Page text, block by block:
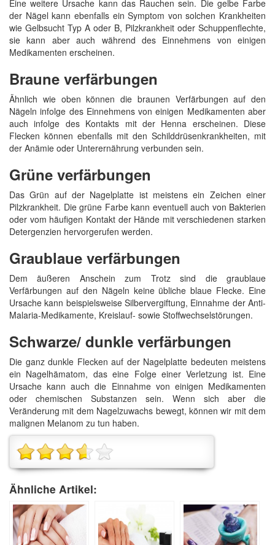
Eine weitere Ursache kann das Rauchen sein. Die gelbe Farbe
der Nägel kann ebenfalls ein Symptom von solchen Krankheiten
wie Gelbsucht Typ A oder B, Pilzkrankheit oder Schuppenflechte,
sie kann aber auch während des Einnehmens von einigen
Medikamenten erscheinen.
Braune verfärbungen
Ähnlich wie oben können die braunen Verfärbungen auf den
Nägeln infolge des Einnehmens von einigen Medikamenten aber
auch infolge des Kontakts mit der Henna erscheinen. Diese
Flecken können ebenfalls mit den Schilddrüsenkrankheiten, mit
der Anämie oder Unterernährung verbunden sein.
Grüne verfärbungen
Das Grün auf der Nagelplatte ist meistens ein Zeichen einer
Pilzkrankheit. Die grüne Farbe kann eventuell auch von Bakterien
oder vom häufigen Kontakt der Hände mit verschiedenen starken
Detergenzien hervorgerufen werden.
Graublaue verfärbungen
Dem äußeren Anschein zum Trotz sind die graublaue
Verfärbungen auf den Nägeln keine übliche blaue Flecke. Eine
Ursache kann beispielsweise Silbervergiftung, Einnahme der Anti-
Malaria-Medikamente, Kreislauf- sowie Stoffwechselstörungen.
Schwarze/ dunkle verfärbungen
Die ganz dunkle Flecken auf der Nagelplatte bedeuten meistens
ein Nagelhämatom, das eine Folge einer Verletzung ist. Eine
Ursache kann auch die Einnahme von einigen Medikamenten
oder chemischen Substanzen sein. Wenn sich aber die
Veränderung mit dem Nagelzuwachs bewegt, können wir mit dem
malignen Melanom zu tun haben.
Ähnliche Artikel: